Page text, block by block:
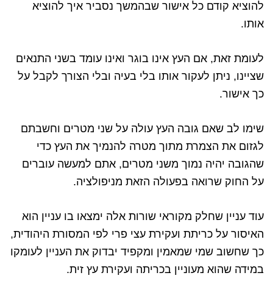
להוציא קודם כל אישור שבהמשך נסביר איך להוציא
אותו.
לעומת זאת, אם העץ אינו בוגר ואינו עומד בשני התנאים
שציינו, ניתן לעקור אותו בלי בעיה ובלי הצורך לקבל על
כך אישור.
שימו לב שאם גובה העץ עולה על שני מטרים וחשבתם
לגזום את הצמרת מתוך מטרה להנמיך את העץ כדי
שהגובה יהיה נמוך משני מטרים, אתם למעשה עוברים
על החוק שרואה בפעולה הזאת מניפולציה.
עוד עניין שחלק מקוראי שורות אלה ימצאו בו עניין הוא
האיסור על כריתת ועקירת עצי פרי לפי המסורת היהודית,
כך שחשוב שמי שמאמין ומקפיד יבדוק את העניין לעומקו
במידה שהוא מעוניין בכריתה ועקירת עץ זית.